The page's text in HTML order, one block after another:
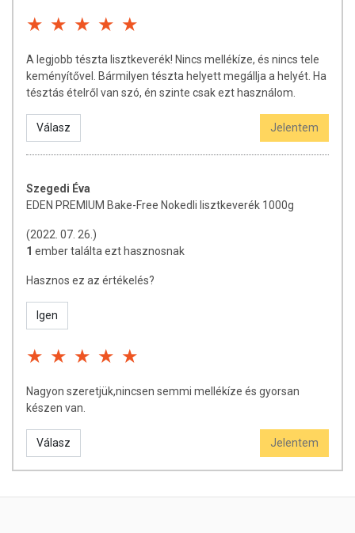
A legjobb tészta lisztkeverék! Nincs mellékíze, és nincs tele
keményítővel. Bármilyen tészta helyett megállja a helyét. Ha
tésztás ételről van szó, én szinte csak ezt használom.
Válasz Jelentem
Szegedi Éva
EDEN PREMIUM Bake-Free Nokedli lisztkeverék 1000g
(2022. 07. 26.)
1 ember találta ezt hasznosnak
Hasznos ez az értékelés?
Igen
Nagyon szeretjük,nincsen semmi mellékíze és gyorsan
készen van.
Válasz Jelentem